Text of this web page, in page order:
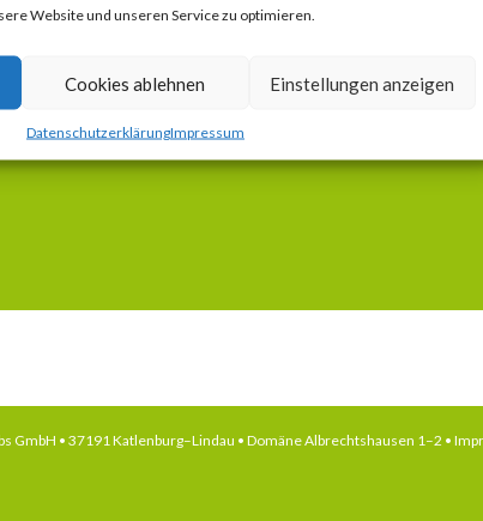
Website und unseren Service zu optimieren.
Cookies ablehnen Einstellungen anzeigen
DatenschutzerklärungImpressum
• 37191 Katlenburg–Lindau • Domäne Albrechtshausen 1–2 •